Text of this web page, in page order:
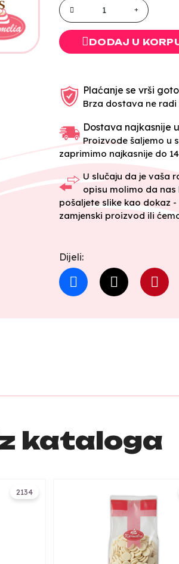
DODAJ U
Plaćanje se vrši
Brza dostava ne radi
Dostava najkasnije
Proizvode šaljemo u
zaprimimo najkasnije do
U slučaju da je vaša
opisu molimo da
pošaljete slike kao dokaz
zamjenski proizvod ili
Dijeli:
iz kataloga
2134